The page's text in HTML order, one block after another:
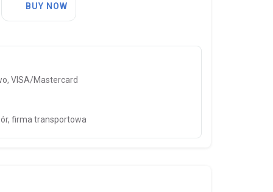
BUY NOW
VISA/Mastercard
firma transportowa